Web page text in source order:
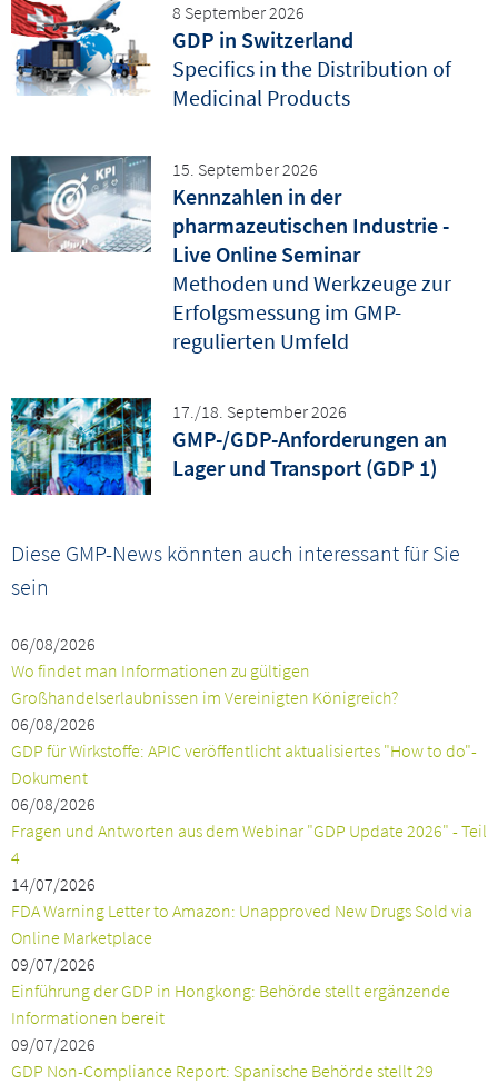
8 September 2026
GDP in Switzerland
Specifics in the Distribution of
Medicinal Products
15. September 2026
Kennzahlen in der
pharmazeutischen Industrie -
Live Online Seminar
Methoden und Werkzeuge zur
Erfolgsmessung im GMP-
regulierten Umfeld
17./18. September 2026
GMP-/GDP-Anforderungen an
Lager und Transport (GDP 1)
Diese GMP-News könnten auch interessant für Sie
sein
06/08/2026
Wo findet man Informationen zu gültigen
Großhandelserlaubnissen im Vereinigten Königreich?
06/08/2026
GDP für Wirkstoffe: APIC veröffentlicht aktualisiertes "How to do"-
Dokument
06/08/2026
Fragen und Antworten aus dem Webinar "GDP Update 2026" - Teil
4
14/07/2026
FDA Warning Letter to Amazon: Unapproved New Drugs Sold via
Online Marketplace
09/07/2026
Einführung der GDP in Hongkong: Behörde stellt ergänzende
Informationen bereit
09/07/2026
GDP Non-Compliance Report: Spanische Behörde stellt 29